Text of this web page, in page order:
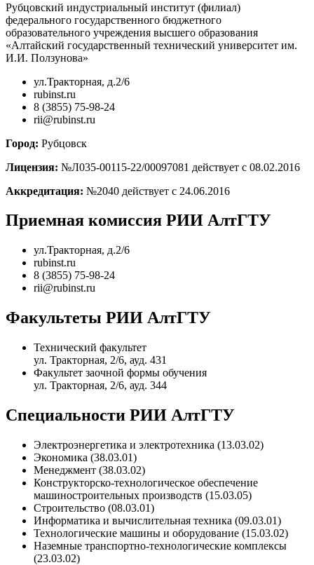
Рубцовский индустриальный институт (филиал)
федерального государственного бюджетного
образовательного учреждения высшего образования
«Алтайский государственный технический университет им.
И.И. Ползунова»
ул.Тракторная, д.2/6
rubinst.ru
8 (3855) 75-98-24
rii@rubinst.ru
Город: Рубцовск
Лицензия: №Л035-00115-22/00097081 действует с 08.02.2016
Аккредитация: №2040 действует с 24.06.2016
Приемная комиссия РИИ АлтГТУ
ул.Тракторная, д.2/6
rubinst.ru
8 (3855) 75-98-24
rii@rubinst.ru
Факультеты РИИ АлтГТУ
Технический факультет
ул. Тракторная, 2/6, ауд. 431
Факультет заочной формы обучения
ул. Тракторная, 2/6, ауд. 344
Специальности РИИ АлтГТУ
Электроэнергетика и электротехника (13.03.02)
Экономика (38.03.01)
Менеджмент (38.03.02)
Конструкторско-технологическое обеспечение
машиностроительных производств (15.03.05)
Строительство (08.03.01)
Информатика и вычислительная техника (09.03.01)
Технологические машины и оборудование (15.03.02)
Наземные транспортно-технологические комплексы
(23.03.02)